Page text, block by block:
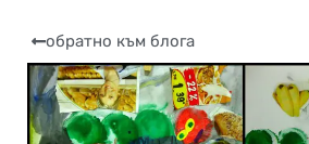
обратно към блога